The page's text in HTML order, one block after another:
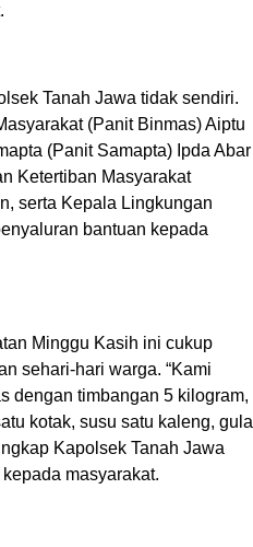
Tanah Jawa tidak sendiri.
(Panit Binmas) Aiptu
(Panit Samapta) Ipda Abar
Ketertiban Masyarakat
serta Kepala Lingkungan
bantuan kepada
Minggu Kasih ini cukup
sehari-hari warga. “Kami
dengan timbangan 5 kilogram,
kotak, susu satu kaleng, gula
Kapolsek Tanah Jawa
masyarakat.